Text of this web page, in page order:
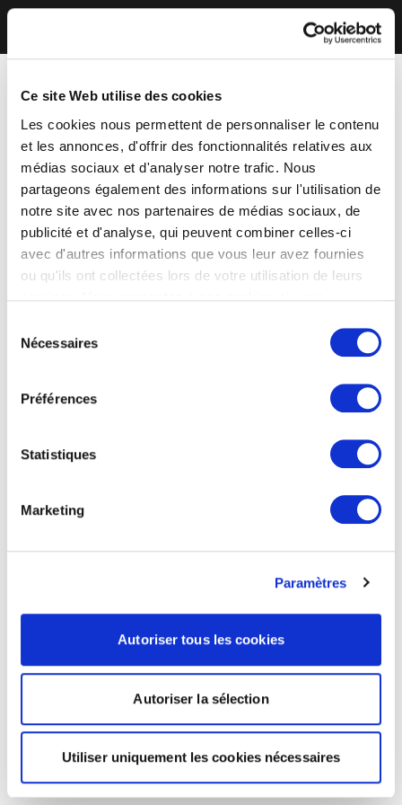
Ce site Web utilise des cookies
Les cookies nous permettent de personnaliser le contenu
et les annonces, d'offrir des fonctionnalités relatives aux
médias sociaux et d'analyser notre trafic. Nous
partageons également des informations sur l'utilisation de
notre site avec nos partenaires de médias sociaux, de
publicité et d'analyse, qui peuvent combiner celles-ci
avec d'autres informations que vous leur avez fournies
ou qu'ils ont collectées lors de votre utilisation de leurs
Nécessaires
Préférences
Statistiques
Marketing
Paramètres
Autoriser tous les cookies
Autoriser la sélection
Utiliser uniquement les cookies nécessaires